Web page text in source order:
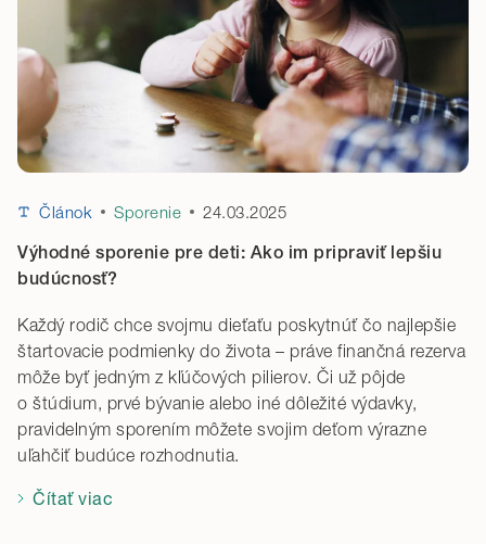
Článok Sporenie 24.03.2025
Výhodné sporenie pre deti: Ako im pripraviť lepšiu
budúcnosť?
Každý rodič chce svojmu dieťaťu poskytnúť čo najlepšie
štartovacie podmienky do života – práve finančná rezerva
môže byť jedným z kľúčových pilierov. Či už pôjde
o štúdium, prvé bývanie alebo iné dôležité výdavky,
pravidelným sporením môžete svojim deťom výrazne
uľahčiť budúce rozhodnutia.
Čítať viac